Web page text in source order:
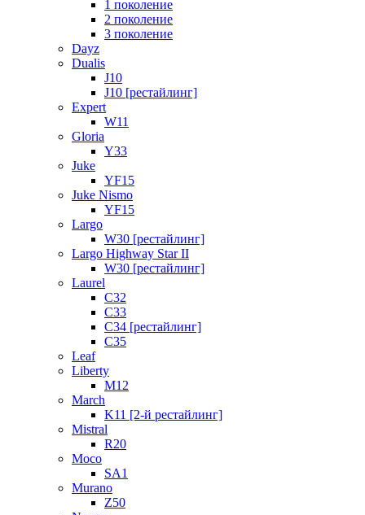
1 поколение
2 поколение
3 поколение
Dayz
Dualis
J10
J10 [рестайлинг]
Expert
W11
Gloria
Y33
Juke
YF15
Juke Nismo
YF15
Largo
W30 [рестайлинг]
Largo Highway Star II
W30 [рестайлинг]
Laurel
C32
C33
C34 [рестайлинг]
C35
Leaf
Liberty
M12
March
K11 [2-й рестайлинг]
Mistral
R20
Moco
SA1
Murano
Z50